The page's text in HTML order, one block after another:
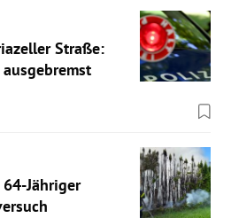
Straße:
Jähriger